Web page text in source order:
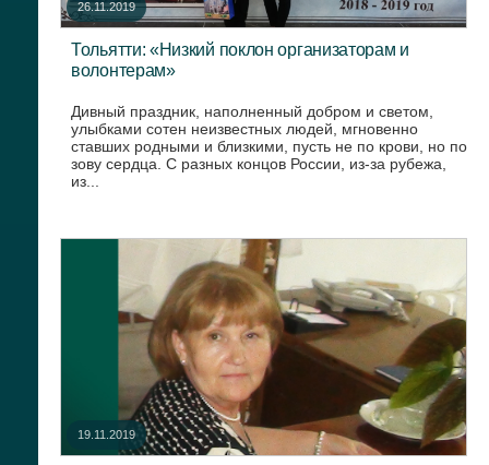
26.11.2019
Тольятти: «Низкий поклон организаторам и
волонтерам»
Дивный праздник, наполненный добром и светом,
улыбками сотен неизвестных людей, мгновенно
ставших родными и близкими, пусть не по крови, но по
зову сердца. С разных концов России, из-за рубежа,
из...
19.11.2019